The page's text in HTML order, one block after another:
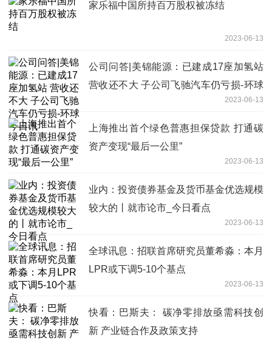
家乐福中国所持百万股权被冻结
2023-06-13
公司问答|美锦能源：已建成17座加氢站
营收还不大 子公司飞驰汽车仍亏损-环球
2023-06-13
上海推出首个绿色普惠担保贷款 打通碳
资产变现“最后一公里”
2023-06-13
业内：投资债券基金及货币基金优选规模
较大的丨就市论市_今日看点
2023-06-13
全球讯息：招联首席研究员董希淼：本月
LPR或下调5-10个基点
2023-06-13
快看：巴斯夫： 碳净零排放亟需科技创
新 产业链合作及政策支持